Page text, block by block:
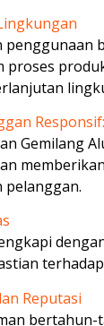
penggunaan
proses
Responsif:
Gemilang
Reputasi